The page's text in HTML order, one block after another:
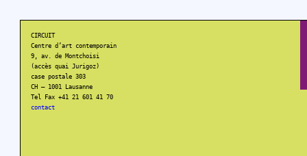
CIRCUIT
Centre d’art contemporain
9, av. de Montchoisi
(accès quai Jurigoz)
case postale 303
CH – 1001 Lausanne
Tel Fax +41 21 601 41 70
contact